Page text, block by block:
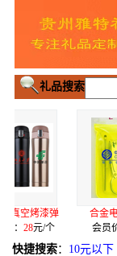
礼品搜索
合金电镀五件套（
会员价：3.9
快捷搜索： 10元以下